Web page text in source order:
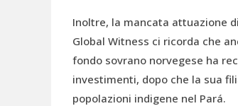
Inoltre, la mancata attuazione
Global Witness ci ricorda che
fondo sovrano norvegese ha
investimenti, dopo che la sua
popolazioni indigene nel Pará.